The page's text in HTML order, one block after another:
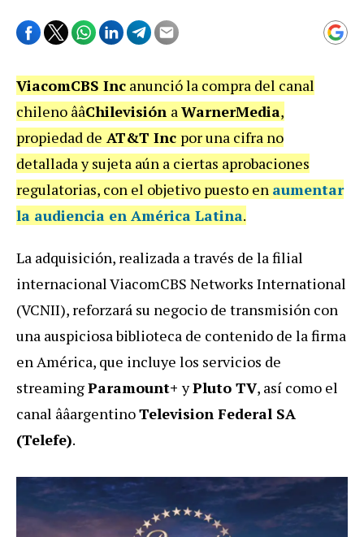
ViacomCBS Inc anunció la compra del canal
chileno ââChilevisión aWarnerMedia,
propiedad de AT&T Inc por una cifra no
detallada y sujeta aún a ciertas aprobaciones
regulatorias, con el objetivo puesto en aumentar
la audiencia en América Latina.
La adquisición, realizada a través de la filial
internacional ViacomCBS Networks International
(VCNII), reforzará su negocio de transmisión con
una auspiciosa biblioteca de contenido de la firma
en América, que incluye los servicios de
streamingParamount+yPluto TV, así como el
canal ââargentinoTelevision Federal SA
(Telefe).